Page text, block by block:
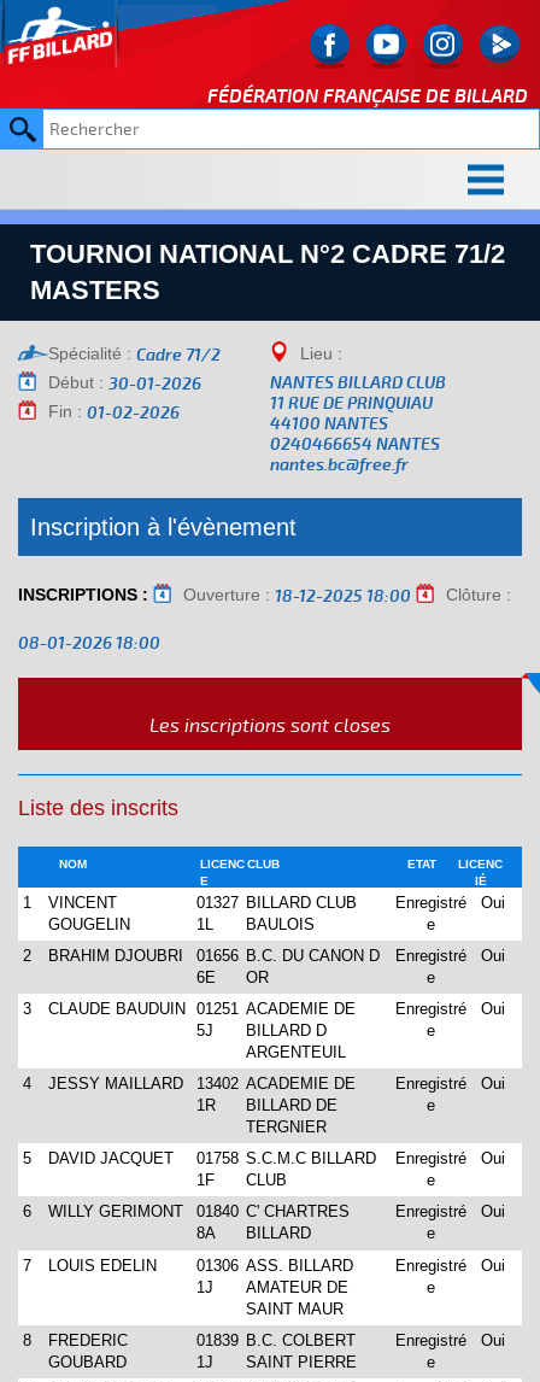
FÉDÉRATION FRANÇAISE DE BILLARD
TOURNOI NATIONAL N°2 CADRE 71/2
MASTERS
Spécialité : Cadre 71/2
Début : 30-01-2026
Fin : 01-02-2026
Lieu :
NANTES BILLARD CLUB
11 RUE DE PRINQUIAU
44100 NANTES
0240466654 NANTES
nantes.bc@free.fr
Inscription à l'évènement
INSCRIPTIONS : Ouverture : 18-12-2025 18:00 Clôture :
08-01-2026 18:00
Les inscriptions sont closes
Liste des inscrits
NOM
LICENC
E
CLUB ETAT
LICENC
IÉ
1
VINCENT
GOUGELIN
01327
1L
BILLARD CLUB
BAULOIS
Enregistré
e
Oui
2 BRAHIM DJOUBRI
01656
6E
B.C. DU CANON D
OR
Enregistré
e
Oui
3 CLAUDE BAUDUIN
01251
5J
ACADEMIE DE
BILLARD D
ARGENTEUIL
Enregistré
e
Oui
4 JESSY MAILLARD
13402
1R
ACADEMIE DE
BILLARD DE
TERGNIER
Enregistré
e
Oui
5 DAVID JACQUET
01758
1F
S.C.M.C BILLARD
CLUB
Enregistré
e
Oui
6 WILLY GERIMONT
01840
8A
C' CHARTRES
BILLARD
Enregistré
e
Oui
7 LOUIS EDELIN
01306
1J
ASS. BILLARD
AMATEUR DE
SAINT MAUR
Enregistré
e
Oui
8
FREDERIC
GOUBARD
01839
1J
B.C. COLBERT
SAINT PIERRE
Enregistré
e
Oui